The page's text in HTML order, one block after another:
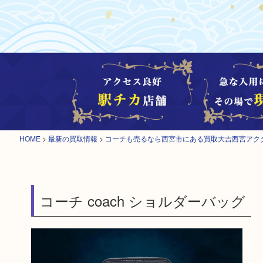
HOME > 最新の買取情報 > コーチも売るなら西宮市にある買取大吉西宮アク
コーチ coach ショルダーバッグ